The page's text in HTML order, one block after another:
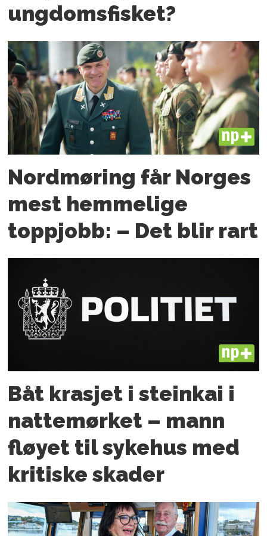
ungdoms­fisket?
PLUS
Nordmøring får Norges
mest hemmelige
toppjobb: – Det blir rart
PLUS
Båt krasjet i steinkai i
nattemørket – mann
fløyet til sykehus med
kritiske skader